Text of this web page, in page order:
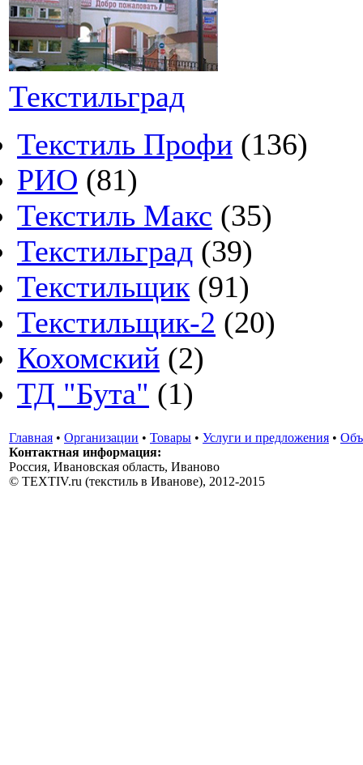
Текстильград
Текстиль Профи (136)
РИО (81)
Текстиль Макс (35)
Текстильград (39)
Текстильщик (91)
Текстильщик-2 (20)
Кохомский (2)
ТД "Бута" (1)
Главная • Организации • Товары • Услуги и предложения •
Контактная информация:
Россия, Ивановская область, Иваново
© TEXTIV.ru (текстиль в Иванове), 2012-2015